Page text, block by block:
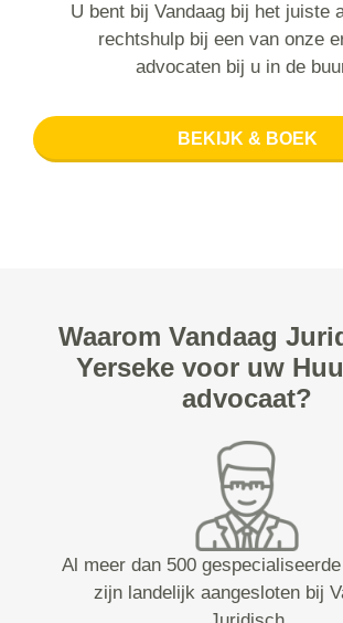
U bent bij Vandaag bij het juiste
rechtshulp bij een van onze
advocaten bij u in de
BEKIJK & BOEK
Waarom Vandaag
Yerseke voor uw
advocaat?
Al meer dan 500
zijn landelijk aangesloten bij